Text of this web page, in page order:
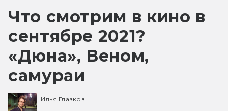
Что смотрим в кино в
сентябре 2021?
«Дюна», Веном,
самураи
Илья Глазков